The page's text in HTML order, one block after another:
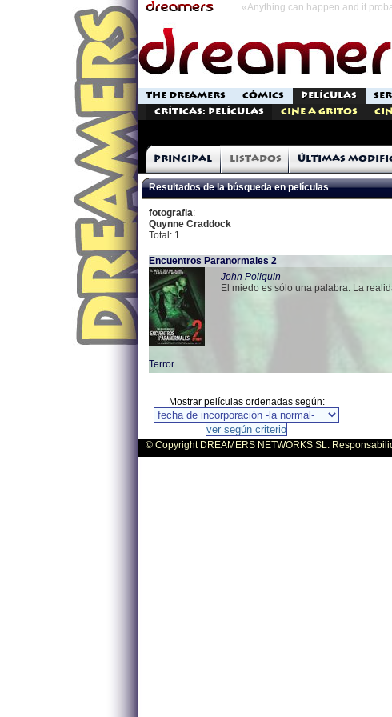
«Anything can happen and it
THE DREAMERS CÓMICS PELÍCULAS
Críticas: Películas
Cine a Gritos
Principal Listados Últimas
Resultados de la búsqueda en películas
fotografia:
Quynne Craddock
Total: 1
Encuentros Paranormales 2
John Poliquin
El miedo es sólo una palabra. La
Terror
Mostrar películas ordenadas según:
© Copyright DREAMERS NETWORKS SL.